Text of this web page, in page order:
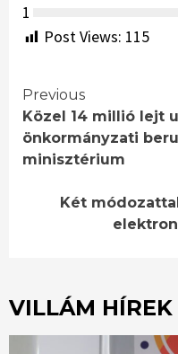
1
Post Views: 115
Continue
Reading
Previous
Közel 14 millió lejt
önkormányzati
minisztérium
Két
VILLÁM HÍREK